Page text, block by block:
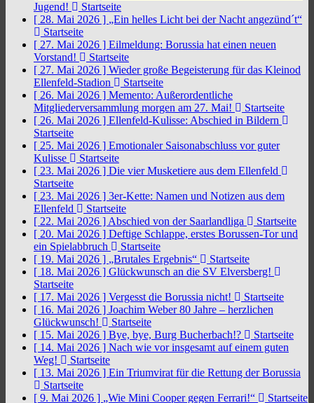
Jugend!
Startseite
[ 28. Mai 2026 ] „Ein helles Licht bei der Nacht angezünd´t“
Startseite
[ 27. Mai 2026 ] Eilmeldung: Borussia hat einen neuen
Vorstand!
Startseite
[ 27. Mai 2026 ] Wieder große Begeisterung für das Kleinod
Ellenfeld-Stadion
Startseite
[ 26. Mai 2026 ] Memento: Außerordentliche
Mitgliederversammlung morgen am 27. Mai!
Startseite
[ 26. Mai 2026 ] Ellenfeld-Kulisse: Abschied in Bildern
Startseite
[ 25. Mai 2026 ] Emotionaler Saisonabschluss vor guter
Kulisse
Startseite
[ 23. Mai 2026 ] Die vier Musketiere aus dem Ellenfeld
Startseite
[ 23. Mai 2026 ] 3er-Kette: Namen und Notizen aus dem
Ellenfeld
Startseite
[ 22. Mai 2026 ] Abschied von der Saarlandliga
Startseite
[ 20. Mai 2026 ] Deftige Schlappe, erstes Borussen-Tor und
ein Spielabbruch
Startseite
[ 19. Mai 2026 ] „Brutales Ergebnis“
Startseite
[ 18. Mai 2026 ] Glückwunsch an die SV Elversberg!
Startseite
[ 17. Mai 2026 ] Vergesst die Borussia nicht!
Startseite
[ 16. Mai 2026 ] Joachim Weber 80 Jahre – herzlichen
Glückwunsch!
Startseite
[ 15. Mai 2026 ] Bye, bye, Burg Bucherbach!?
Startseite
[ 14. Mai 2026 ] Nach wie vor insgesamt auf einem guten
Weg!
Startseite
[ 13. Mai 2026 ] Ein Triumvirat für die Rettung der Borussia
Startseite
[ 9. Mai 2026 ] „Wie Mini Cooper gegen Ferrari!“
Startseite